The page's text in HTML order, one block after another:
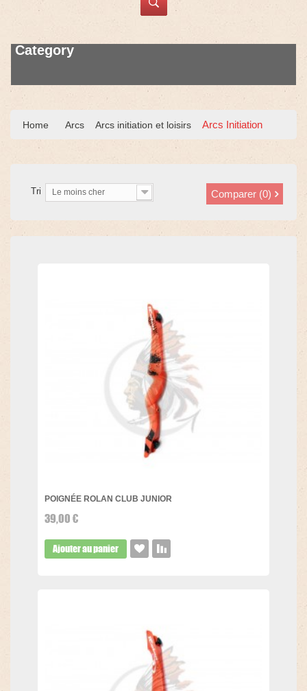
Category
Home Arcs Arcs initiation et loisirs Arcs Initiation
Comparer (0)
Tri Le moins cher
POIGNÉE ROLAN CLUB JUNIOR
39,00 €
Ajouter au panier